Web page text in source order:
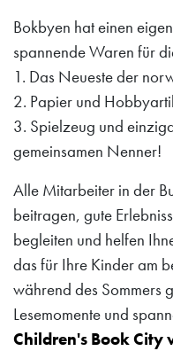
Bokbyen hat einen
spannende Waren für
1. Das Neueste der
2. Papier und
3. Spielzeug und
gemeinsamen Nenner!
Alle Mitarbeiter in der
beitragen, gute
begleiten und helfen
das für Ihre Kinder am
während des Sommers
Lesemomente und
Children's Book City